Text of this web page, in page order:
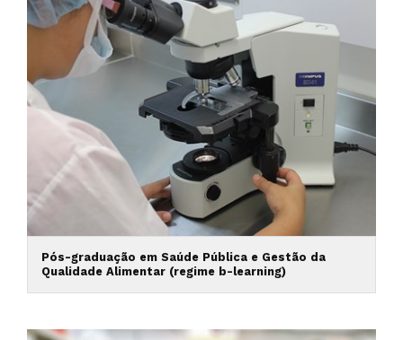
Pós-graduação em Saúde Pública e Gestão da
Qualidade Alimentar (regime b-learning)